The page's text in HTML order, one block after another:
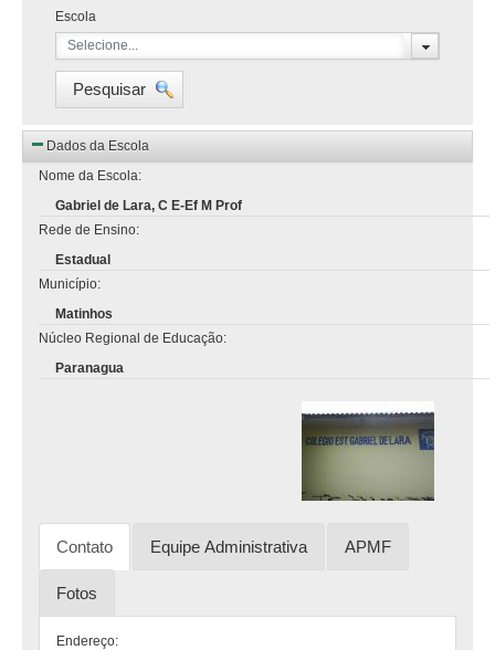
Escola
Selecione...
Pesquisar
Dados da Escola
Nome da Escola:
Gabriel de Lara, C E-Ef M Prof
Rede de Ensino:
Estadual
Município:
Matinhos
Núcleo Regional de Educação:
Paranagua
Contato Equipe Administrativa APMF
Fotos
Endereço: